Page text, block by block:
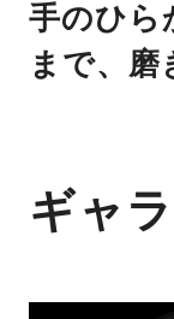
手のひら
まで、磨
ギャ